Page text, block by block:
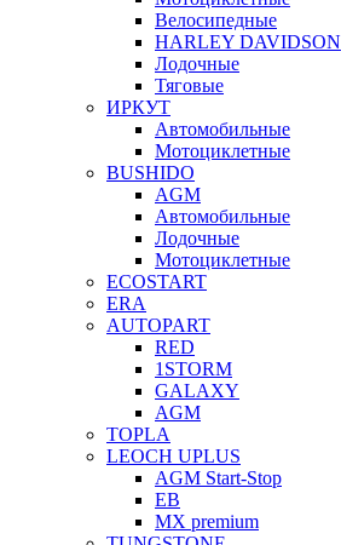
Велосипедные
HARLEY DAVIDSON
Лодочные
Тяговые
ИРКУТ
Автомобильные
Мотоциклетные
BUSHIDO
AGM
Автомобильные
Лодочные
Мотоциклетные
ECOSTART
ERA
AUTOPART
RED
1STORM
GALAXY
AGM
TOPLA
LEOCH UPLUS
AGM Start-Stop
EB
MX premium